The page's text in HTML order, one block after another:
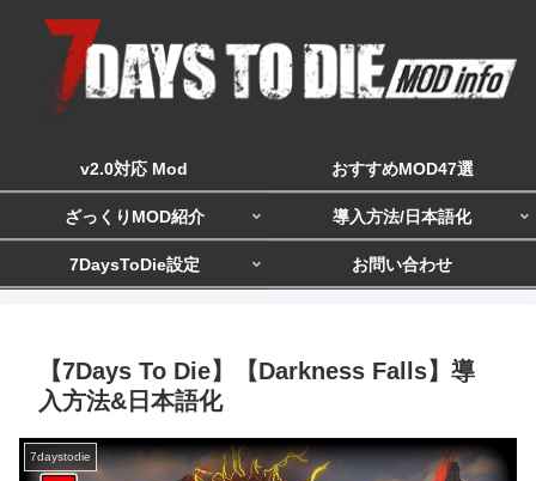
v2.0対応 Mod おすすめMOD47選
ざっくりMOD紹介 導入方法/日本語化
7DaysToDie設定 お問い合わせ
【7Days To Die】【Darkness Falls】導
入方法&日本語化
7daystodie